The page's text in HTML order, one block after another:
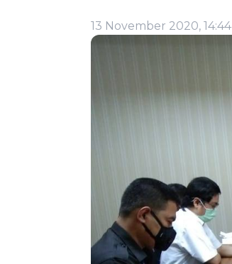
13 November 2020, 14:44